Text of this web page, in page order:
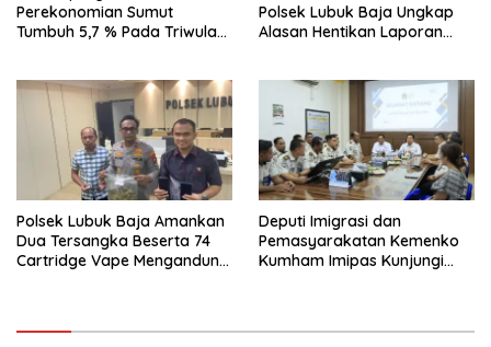
Perekonomian Sumut
Tumbuh 5,7 % Pada Triwulan
Polsek Lubuk Baja Ungkap
Alasan Hentikan Laporan
Polsek Lubuk Baja Amankan
Dua Tersangka Beserta 74
Cartridge Vape Mengandung
Deputi Imigrasi dan
Pemasyarakatan Kemenko
Kumham Imipas Kunjungi